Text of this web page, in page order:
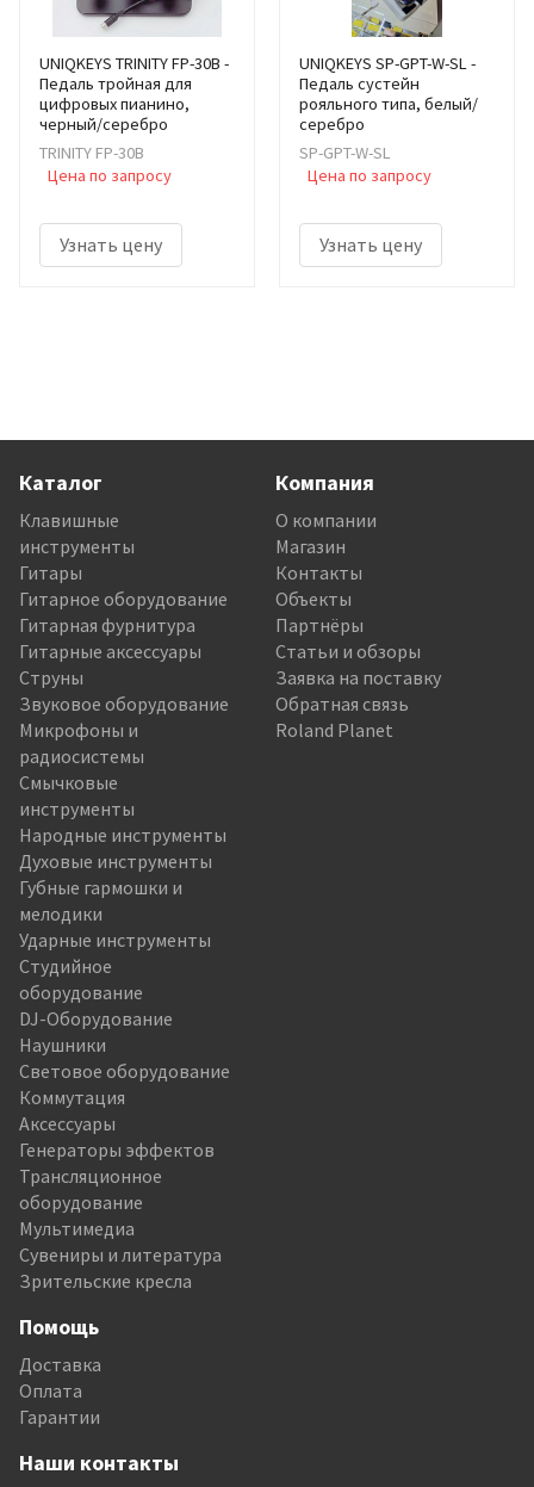
UNIQKEYS TRINITY FP-30B -
Педаль тройная для
цифровых пианино,
черный/серебро
TRINITY FP-30B
Цена по запросу
Узнать цену
UNIQKEYS SP-GPT-W-SL -
Педаль сустейн
рояльного типа, белый/
серебро
SP-GPT-W-SL
Цена по запросу
Узнать цену
Каталог
Клавишные
инструменты
Гитары
Гитарное оборудование
Гитарная фурнитура
Гитарные аксессуары
Струны
Звуковое оборудование
Микрофоны и
радиосистемы
Смычковые
инструменты
Народные инструменты
Духовые инструменты
Губные гармошки и
мелодики
Ударные инструменты
Студийное
оборудование
DJ-Оборудование
Наушники
Световое оборудование
Коммутация
Аксессуары
Генераторы эффектов
Трансляционное
оборудование
Мультимедиа
Сувениры и литература
Зрительские кресла
Компания
О компании
Магазин
Контакты
Объекты
Партнёры
Статьи и обзоры
Заявка на поставку
Обратная связь
Roland Planet
Помощь
Доставка
Оплата
Гарантии
Наши контакты